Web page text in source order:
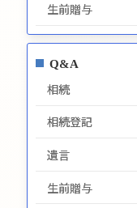
生前贈与
Q&A
相続
相続登記
遺言
生前贈与